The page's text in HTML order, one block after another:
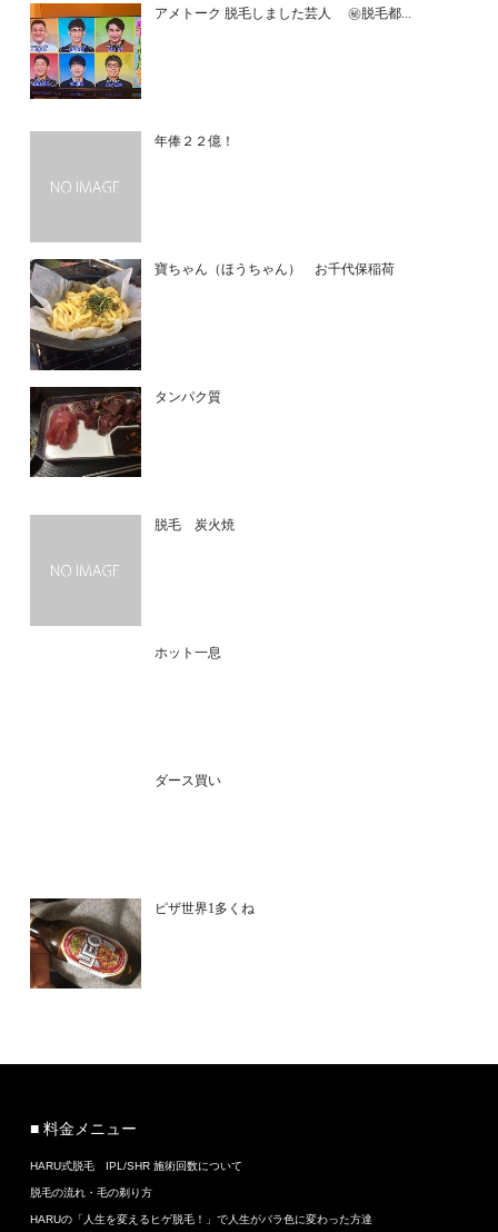
アメトーク 脱毛しました芸人 ㊙脱毛都...
年俸２２億！
寶ちゃん（ほうちゃん） お千代保稲荷
タンパク質
脱毛 炭火焼
ホット一息
ダース買い
ピザ世界1多くね
■ 料金メニュー
HARU式脱毛 IPL/SHR 施術回数について
脱毛の流れ・毛の剃り方
HARUの「人生を変えるヒゲ脱毛！」で人生がバラ色に変わった方達